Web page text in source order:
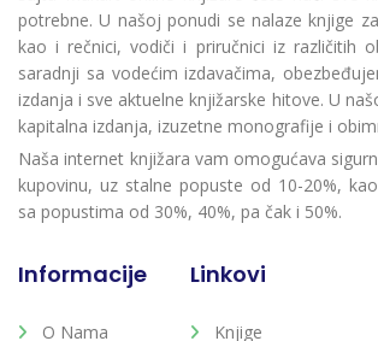
potrebne. U našoj ponudi se nalaze knjige
kao i rečnici, vodiči i priručnici iz različitih
saradnji sa vodećim izdavačima,
izdanja i sve aktuelne knjižarske hitove. U
kapitalna izdanja, izuzetne monografije i
Naša internet knjižara vam omogućava
kupovinu, uz stalne popuste od 10-20%,
sa popustima od 30%, 40%, pa čak i 50%.
Informacije
O Nama
Linkovi
Knjige